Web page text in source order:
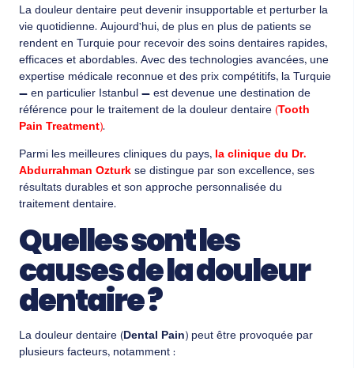
La douleur dentaire peut devenir insupportable et perturber la
vie quotidienne. Aujourd’hui, de plus en plus de patients se
rendent en Turquie pour recevoir des soins dentaires rapides,
efficaces et abordables. Avec des technologies avancées, une
expertise médicale reconnue et des prix compétitifs, la Turquie
— en particulier Istanbul — est devenue une destination de
référence pour le traitement de la douleur dentaire(Tooth
Pain Treatment).
Parmi les meilleures cliniques du pays, la clinique du Dr.
Abdurrahman Ozturkse distingue par son excellence, ses
résultats durables et son approche personnalisée du
traitement dentaire.
Quelles sont les
causes de la douleur
dentaire ?
La douleur dentaire (Dental Pain) peut être provoquée par
plusieurs facteurs, notamment :